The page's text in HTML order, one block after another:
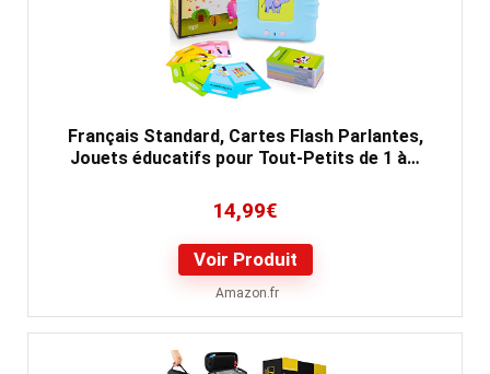
Français Standard, Cartes Flash Parlantes,
Jouets éducatifs pour Tout-Petits de 1 à…
14,99€
Voir Produit
Amazon.fr